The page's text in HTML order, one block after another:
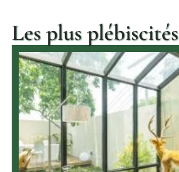
Les plus plébiscités